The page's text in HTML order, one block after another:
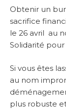
Obtenir un
sacrifice
le 26 avril au
Solidarité
Si vous êtes
au nom
plus robuste